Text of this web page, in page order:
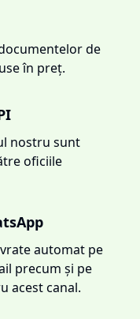
de
în preț.
nostru sunt
oficiile
automat pe
precum și pe
acest canal.